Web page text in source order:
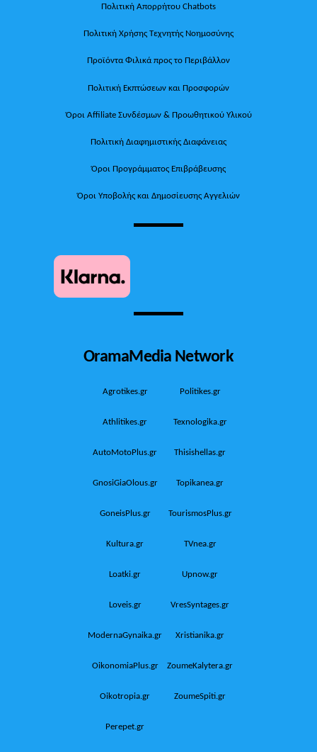
Πολιτική Απορρήτου Chatbots
Πολιτική Χρήσης Τεχνητής Νοημοσύνης
Προϊόντα Φιλικά προς το Περιβάλλον
Πολιτική Εκπτώσεων και Προσφορών
Όροι Affiliate Συνδέσμων & Προωθητικού Υλικού
Πολιτική Διαφημιστικής Διαφάνειας
Όροι Προγράμματος Επιβράβευσης
Όροι Υποβολής και Δημοσίευσης Αγγελιών
OramaMedia Network
Agrotikes.gr Politikes.gr
Athlitikes.gr Texnologika.gr
AutoMotoPlus.gr Thisishellas.gr
GnosiGiaOlous.gr Topikanea.gr
GoneisPlus.gr TourismosPlus.gr
Kultura.gr TVnea.gr
Loatki.gr Upnow.gr
Loveis.gr VresSyntages.gr
ModernaGynaika.gr Xristianika.gr
OikonomiaPlus.gr ZoumeKalytera.gr
Oikotropia.gr ZoumeSpiti.gr
Perepet.gr